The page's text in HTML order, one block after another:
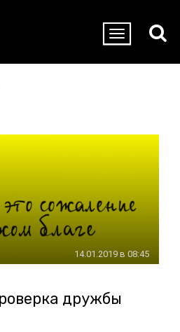
14.01.2019 в 08:45
дружбы